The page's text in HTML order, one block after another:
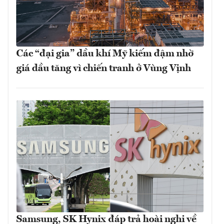
Các “đại gia” dầu khí Mỹ kiếm đậm nhờ
giá dầu tăng vì chiến tranh ở Vùng Vịnh
Samsung, SK Hynix đáp trả hoài nghi về